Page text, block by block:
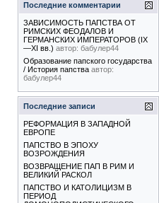
Последние комментарии
ЗАВИСИМОСТЬ ПАПСТВА ОТ
РИМСКИХ ФЕОДАЛОВ И
ГЕРМАНСКИХ ИМПЕРАТОРОВ (IX
—XI вв.) автор: бабулер44
Образование папского государства
/ История папства автор:
бабулер44
Последние записи
РЕФОРМАЦИЯ В ЗАПАДНОЙ
ЕВРОПЕ
ПАПСТВО В ЭПОХУ
ВОЗРОЖДЕНИЯ
ВОЗВРАЩЕНИЕ ПАП В РИМ И
ВЕЛИКИЙ РАСКОЛ
ПАПСТВО И КАТОЛИЦИЗМ В
ПЕРИОД